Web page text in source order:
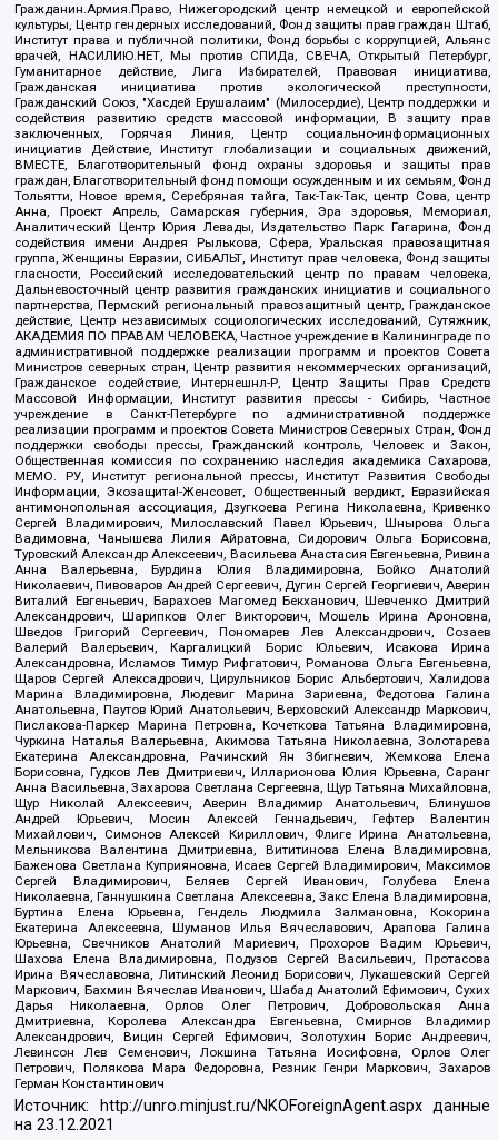
Гражданин.Армия.Право, Нижегородский центр немецкой и европейской
культуры, Центр гендерных исследований, Фонд защиты прав граждан Штаб,
Институт права и публичной политики, Фонд борьбы с коррупцией, Альянс
врачей, НАСИЛИЮ.НЕТ, Мы против СПИДа, СВЕЧА, Открытый Петербург,
Гуманитарное действие, Лига Избирателей, Правовая инициатива,
Гражданская инициатива против экологической преступности,
Гражданский Союз, "Хасдей Ерушалаим" (Милосердие), Центр поддержки и
содействия развитию средств массовой информации, В защиту прав
заключенных, Горячая Линия, Центр социально-информационных
инициатив Действие, Институт глобализации и социальных движений,
ВМЕСТЕ, Благотворительный фонд охраны здоровья и защиты прав
граждан, Благотворительный фонд помощи осужденным и их семьям, Фонд
Тольятти, Новое время, Серебряная тайга, Так-Так-Так, центр Сова, центр
Анна, Проект Апрель, Самарская губерния, Эра здоровья, Мемориал,
Аналитический Центр Юрия Левады, Издательство Парк Гагарина, Фонд
содействия имени Андрея Рылькова, Сфера, Уральская правозащитная
группа, Женщины Евразии, СИБАЛЬТ, Институт прав человека, Фонд защиты
гласности, Российский исследовательский центр по правам человека,
Дальневосточный центр развития гражданских инициатив и социального
партнерства, Пермский региональный правозащитный центр, Гражданское
действие, Центр независимых социологических исследований, Сутяжник,
АКАДЕМИЯ ПО ПРАВАМ ЧЕЛОВЕКА, Частное учреждение в Калининграде по
административной поддержке реализации программ и проектов Совета
Министров северных стран, Центр развития некоммерческих организаций,
Гражданское содействие, Интернешнл-Р, Центр Защиты Прав Средств
Массовой Информации, Институт развития прессы - Сибирь, Частное
учреждение в Санкт-Петербурге по административной поддержке
реализации программ и проектов Совета Министров Северных Стран, Фонд
поддержки свободы прессы, Гражданский контроль, Человек и Закон,
Общественная комиссия по сохранению наследия академика Сахарова,
МЕМО. РУ, Институт региональной прессы, Институт Развития Свободы
Информации, Экозащита!-Женсовет, Общественный вердикт, Евразийская
антимонопольная ассоциация, Дзугкоева Регина Николаевна, Кривенко
Сергей Владимирович, Милославский Павел Юрьевич, Шнырова Ольга
Вадимовна, Чанышева Лилия Айратовна, Сидорович Ольга Борисовна,
Туровский Александр Алексеевич, Васильева Анастасия Евгеньевна, Ривина
Анна Валерьевна, Бурдина Юлия Владимировна, Бойко Анатолий
Николаевич, Пивоваров Андрей Сергеевич, Дугин Сергей Георгиевич, Аверин
Виталий Евгеньевич, Барахоев Магомед Бекханович, Шевченко Дмитрий
Александрович, Шарипков Олег Викторович, Мошель Ирина Ароновна,
Шведов Григорий Сергеевич, Пономарев Лев Александрович, Созаев
Валерий Валерьевич, Каргалицкий Борис Юльевич, Исакова Ирина
Александровна, Исламов Тимур Рифгатович, Романова Ольга Евгеньевна,
Щаров Сергей Алексадрович, Цирульников Борис Альбертович, Халидова
Марина Владимировна, Людевиг Марина Зариевна, Федотова Галина
Анатольевна, Паутов Юрий Анатольевич, Верховский Александр Маркович,
Пислакова-Паркер Марина Петровна, Кочеткова Татьяна Владимировна,
Чуркина Наталья Валерьевна, Акимова Татьяна Николаевна, Золотарева
Екатерина Александровна, Рачинский Ян Збигневич, Жемкова Елена
Борисовна, Гудков Лев Дмитриевич, Илларионова Юлия Юрьевна, Саранг
Анна Васильевна, Захарова Светлана Сергеевна, Щур Татьяна Михайловна,
Щур Николай Алексеевич, Аверин Владимир Анатольевич, Блинушов
Андрей Юрьевич, Мосин Алексей Геннадьевич, Гефтер Валентин
Михайлович, Симонов Алексей Кириллович, Флиге Ирина Анатольевна,
Мельникова Валентина Дмитриевна, Вититинова Елена Владимировна,
Баженова Светлана Куприяновна, Исаев Сергей Владимирович, Максимов
Сергей Владимирович, Беляев Сергей Иванович, Голубева Елена
Николаевна, Ганнушкина Светлана Алексеевна, Закс Елена Владимировна,
Буртина Елена Юрьевна, Гендель Людмила Залмановна, Кокорина
Екатерина Алексеевна, Шуманов Илья Вячеславович, Арапова Галина
Юрьевна, Свечников Анатолий Мариевич, Прохоров Вадим Юрьевич,
Шахова Елена Владимировна, Подузов Сергей Васильевич, Протасова
Ирина Вячеславовна, Литинский Леонид Борисович, Лукашевский Сергей
Маркович, Бахмин Вячеслав Иванович, Шабад Анатолий Ефимович, Сухих
Дарья Николаевна, Орлов Олег Петрович, Добровольская Анна
Дмитриевна, Королева Александра Евгеньевна, Смирнов Владимир
Александрович, Вицин Сергей Ефимович, Золотухин Борис Андреевич,
Левинсон Лев Семенович, Локшина Татьяна Иосифовна, Орлов Олег
Петрович, Полякова Мара Федоровна, Резник Генри Маркович, Захаров
Герман Константинович
Источник: http://unro.minjust.ru/NKOForeignAgent.aspxданные
на23.12.2021